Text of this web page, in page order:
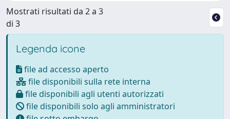
Mostrati risultati da 2 a 3
di 3
Legenda icone
file ad accesso aperto
file disponibili sulla rete interna
file disponibili agli utenti autorizzati
file disponibili solo agli amministratori